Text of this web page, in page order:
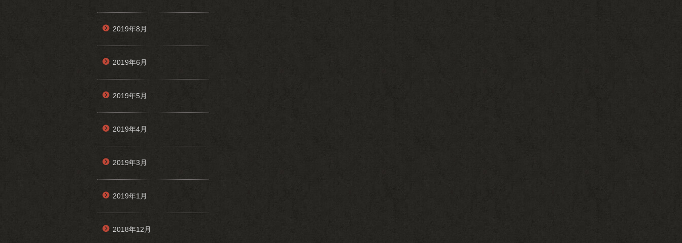
2019年8月
2019年6月
2019年5月
2019年4月
2019年3月
2019年1月
2018年12月